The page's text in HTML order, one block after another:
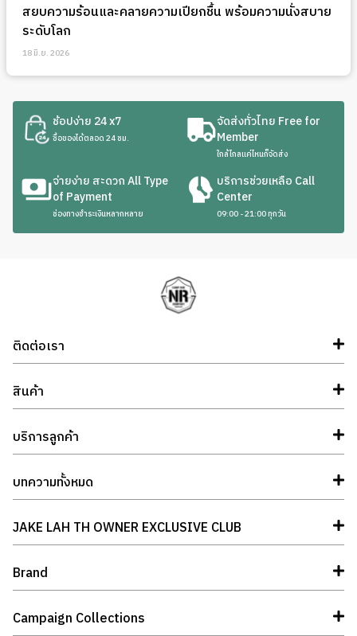
สยบความร้อนและคลายความเปียกชื้น พร้อมความนั่งสบาย
ระดับโลก
18 มิ.ย. 2026
ช้อปง่าย 24 x7
ซื้อของได้ตลอด 24 ชม.
จัดส่งทั่วไทย Free for
Member
ใกล้ไกลแค่ไหนก็จัดส่ง
จ่ายง่าย สะดวก All Type
of Payment
ช่องทางชำระเงินหลากหลาย
บริการช่วยเหลือ Call
Center
09:00 - 21:00 ทุกวัน
ติดต่อเรา
สินค้า
บริการลูกค้า
บทความทั้งหมด
JAKE LAH TH OWNER EXCLUSIVE CLUB
Brand
Campaign Collections